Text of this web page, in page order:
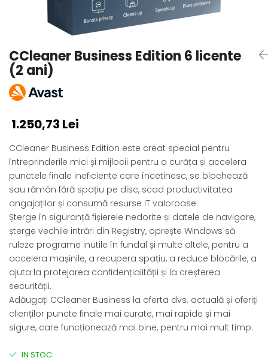
AVAST Driver Updater
AVAST SecureLine VPN
AVAST AntiTrack Premium
CCleaner Business Edition 6 licente
(2 ani)
1.250,73 Lei
CCleaner Business Edition este creat special pentru
întreprinderile mici și mijlocii pentru a curăța și accelera
punctele finale ineficiente care încetinesc, se blochează
sau rămân fără spațiu pe disc, scad productivitatea
angajaților și consumă resurse IT valoroase.
Șterge în siguranță fișierele nedorite și datele de navigare,
șterge vechile intrări din Registry, oprește Windows să
ruleze programe inutile în fundal și multe altele, pentru a
accelera mașinile, a recupera spațiu, a reduce blocările, a
ajuta la protejarea confidențialității și la creșterea
securității.
Adăugați CCleaner Business la oferta dvs. actuală și oferiți
clienților puncte finale mai curate, mai rapide și mai
sigure, care funcționează mai bine, pentru mai mult timp.
IN STOC